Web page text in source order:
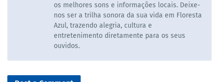
os melhores sons e informações locais. Deixe-
nos ser a trilha sonora da sua vida em Floresta
Azul, trazendo alegria, cultura e
entretenimento diretamente para os seus
ouvidos.